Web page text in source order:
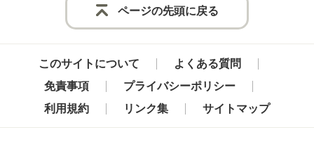
ページの先頭に戻る
このサイトについて
よくある質問
免責事項
プライバシーポリシー
利用規約
リンク集 サイトマップ